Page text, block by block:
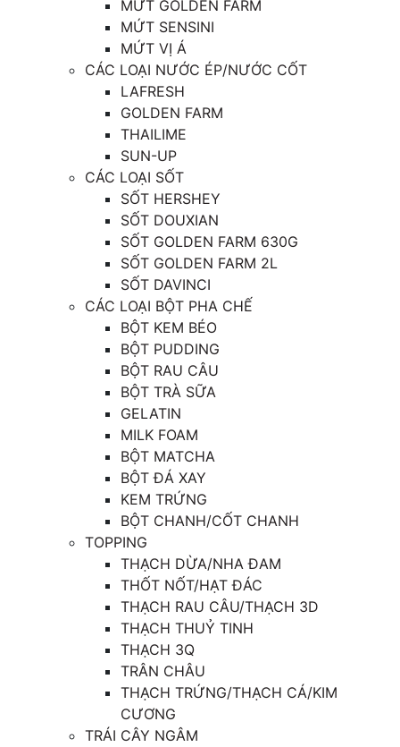
MỨT GOLDEN FARM
MỨT SENSINI
MỨT VỊ Á
CÁC LOẠI NƯỚC ÉP/NƯỚC CỐT
LAFRESH
GOLDEN FARM
THAILIME
SUN-UP
CÁC LOẠI SỐT
SỐT HERSHEY
SỐT DOUXIAN
SỐT GOLDEN FARM 630G
SỐT GOLDEN FARM 2L
SỐT DAVINCI
CÁC LOẠI BỘT PHA CHẾ
BỘT KEM BÉO
BỘT PUDDING
BỘT RAU CÂU
BỘT TRÀ SỮA
GELATIN
MILK FOAM
BỘT MATCHA
BỘT ĐÁ XAY
KEM TRỨNG
BỘT CHANH/CỐT CHANH
TOPPING
THẠCH DỪA/NHA ĐAM
THỐT NỐT/HẠT ĐÁC
THẠCH RAU CÂU/THẠCH 3D
THẠCH THUỶ TINH
THẠCH 3Q
TRÂN CHÂU
THẠCH TRỨNG/THẠCH CÁ/KIM
CƯƠNG
TRÁI CÂY NGÂM